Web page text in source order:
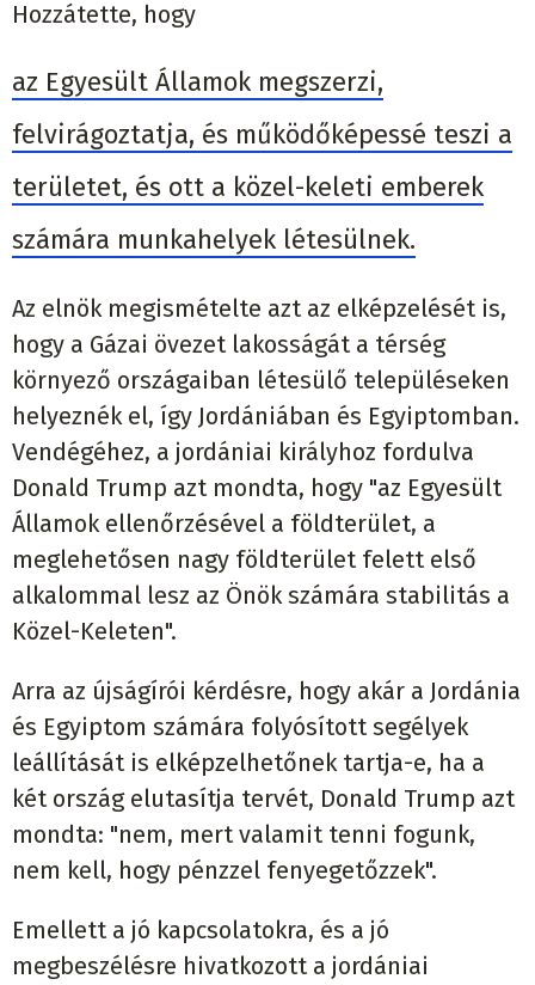
Hozzátette, hogy
az Egyesült Államok megszerzi,
felvirágoztatja, és működőképessé teszi a
területet, és ott a közel-keleti emberek
számára munkahelyek létesülnek.
Az elnök megismételte azt az elképzelését is,
hogy a Gázai övezet lakosságát a térség
környező országaiban létesülő településeken
helyeznék el, így Jordániában és Egyiptomban.
Vendégéhez, a jordániai királyhoz fordulva
Donald Trump azt mondta, hogy "az Egyesült
Államok ellenőrzésével a földterület, a
meglehetősen nagy földterület felett első
alkalommal lesz az Önök számára stabilitás a
Közel-Keleten".
Arra az újságírói kérdésre, hogy akár a Jordánia
és Egyiptom számára folyósított segélyek
leállítását is elképzelhetőnek tartja-e, ha a
két ország elutasítja tervét, Donald Trump azt
mondta: "nem, mert valamit tenni fogunk,
nem kell, hogy pénzzel fenyegetőzzek".
Emellett a jó kapcsolatokra, és a jó
megbeszélésre hivatkozott a jordániai